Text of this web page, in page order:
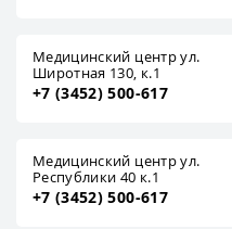
Медицинский центр ул.
Широтная 130, к.1
+7 (3452) 500-617
Медицинский центр ул.
Республики 40 к.1
+7 (3452) 500-617